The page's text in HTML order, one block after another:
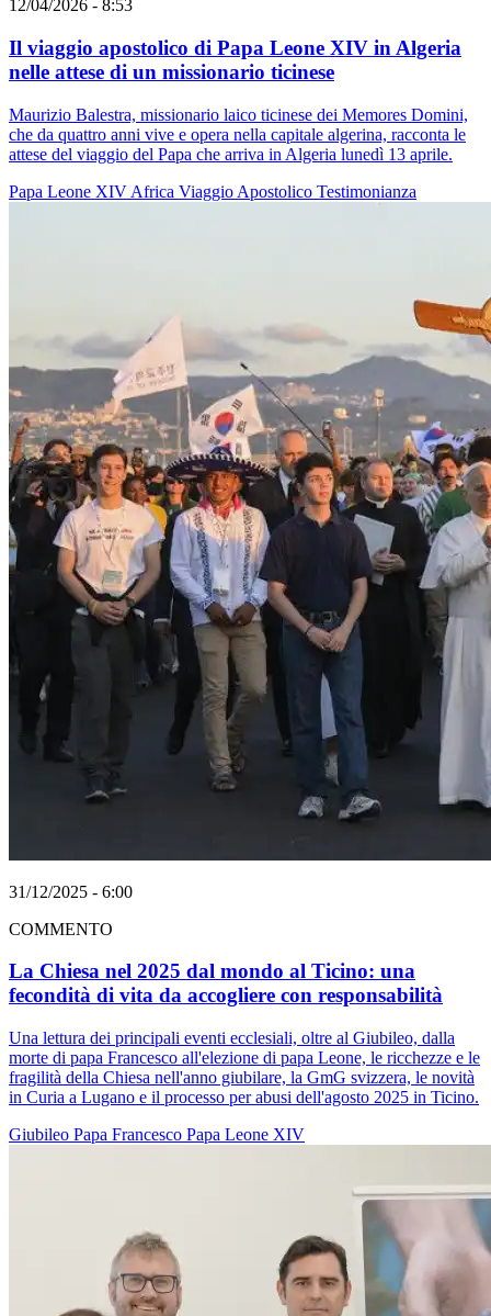
12/04/2026 - 8:53
Il viaggio apostolico di Papa Leone XIV in Algeria
nelle attese di un missionario ticinese
Maurizio Balestra, missionario laico ticinese dei Memores Domini,
che da quattro anni vive e opera nella capitale algerina, racconta le
attese del viaggio del Papa che arriva in Algeria lunedì 13 aprile.
Papa Leone XIV Africa Viaggio Apostolico Testimonianza
31/12/2025 - 6:00
COMMENTO
La Chiesa nel 2025 dal mondo al Ticino: una
fecondità di vita da accogliere con responsabilità
Una lettura dei principali eventi ecclesiali, oltre al Giubileo, dalla
morte di papa Francesco all'elezione di papa Leone, le ricchezze e le
fragilità della Chiesa nell'anno giubilare, la GmG svizzera, le novità
in Curia a Lugano e il processo per abusi dell'agosto 2025 in Ticino.
Giubileo Papa Francesco Papa Leone XIV